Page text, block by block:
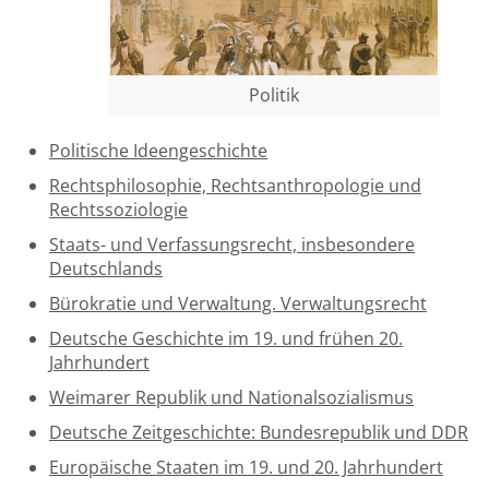
Aktuelles
Buchbinderei und Restauration
Glossar und Bibliographien
Warenkorb
Kontakt
Newsletter
Politik
Politische Ideengeschichte
Rechtsphilosophie, Rechtsanthropologie und
Rechtssoziologie
Staats- und Verfassungsrecht, insbesondere
Deutschlands
Bürokratie und Verwaltung. Verwaltungsrecht
Deutsche Geschichte im 19. und frühen 20.
Jahrhundert
Weimarer Republik und Nationalsozialismus
Deutsche Zeitgeschichte: Bundesrepublik und DDR
Europäische Staaten im 19. und 20. Jahrhundert